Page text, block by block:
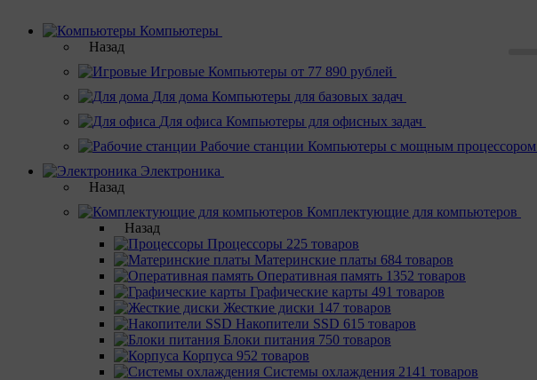
Компьютеры
Назад
Игровые Компьютеры от 77 890 рублей
Для дома Компьютеры для базовых задач
Для офиса Компьютеры для офисных задач
Рабочие станции Компьютеры с мощным процессором
Электроника
Назад
Комплектующие для компьютеров
Назад
Процессоры 225 товаров
Материнcкие платы 684 товаров
Оперативная память 1352 товаров
Графические карты 491 товаров
Жесткие диски 147 товаров
Накопители SSD 615 товаров
Блоки питания 750 товаров
Корпуса 952 товаров
Системы охлаждения 2141 товаров